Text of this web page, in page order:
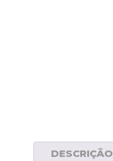
DESCRIÇÃO